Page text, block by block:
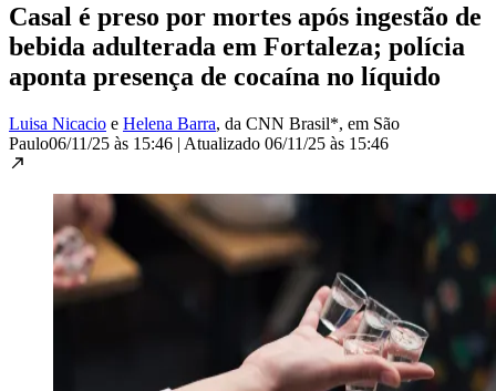
Casal é preso por mortes após ingestão de
bebida adulterada em Fortaleza; polícia
aponta presença de cocaína no líquido
Luisa Nicacio e Helena Barra, da CNN Brasil*, em São
Paulo06/11/25 às 15:46 | Atualizado 06/11/25 às 15:46